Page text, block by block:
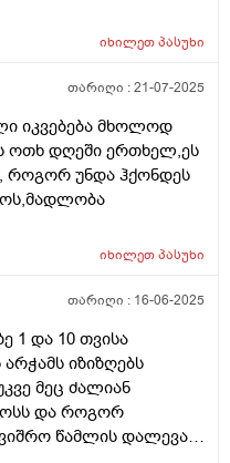
დაუნიშნა პეპ აცე, პეპ
ვაჭამე,
უშვრება. და ბოლოს
ისევ აწუხებს
მულტიოს 2 თვიდან.
. ორი კვირაა
დაუნიშნა
და დაიწყო ჭამა,
დავალევინე კიდევ
ორჯერ მივეცი
რომ
შემეშინდა,
მარწმუნებს
რას მეტყვით?
იხილეთპასუხი
თარიღი :21-07-2025
იკვებება მხოლოდ
ოთხ დღეში ერთხელ,ეს
უნდა ჰქონდეს
იხილეთპასუხი
თარიღი : 16-06-2025
1 და 10 თვისა
იზიზღებს
მეც ძალიან
და როგორ
წამლის დალევას